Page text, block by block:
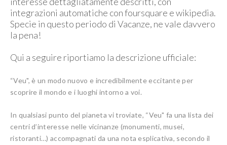
integrazioni automatiche con foursquare e wikipedia.
Specie in questo periodo di Vacanze, ne vale davvero
la pena!
Qui a seguire riportiamo la descrizione ufficiale:
“Veu", è un modo nuovo e incredibilmente eccitante per
scoprire il mondo e i luoghi intorno a voi.
In qualsiasi punto del pianeta vi troviate, “Veu" fa una lista dei
centri d’interesse nelle vicinanze (monumenti, musei,
ristoranti…) accompagnati da una nota esplicativa, secondo il